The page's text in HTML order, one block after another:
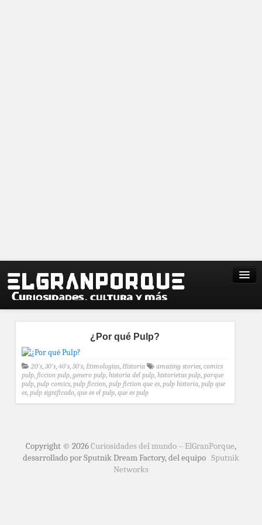
¿Por qué Pulp?
20's, 30's, 40's, 50's, Etimologías, Historia amazing stories, comics
pulp, ficcion pulp, genero pulp, historia del pulp, historietas pulp, porque
pulp, pulp comics, pulp ficcion, pulp fiction que es, pulp historia, pulp que
es, pulp significado, que es el pulp, que es pulp
Copyright © 2026Curiosidades del mundo – ElGranPorque,
desarrollado por Sputnik Dream Factory, del equipo Sputnik
Networks